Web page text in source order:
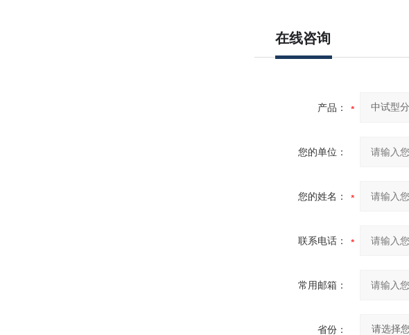
在线咨询
产品：
您的单位：
您的姓名：
联系电话：
常用邮箱：
省份：